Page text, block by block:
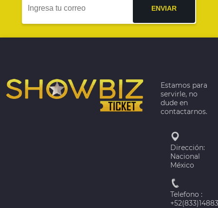
ENVIAR
Estamos para
servirle, no
dude en
contactarnos.
Dirección:
Nacional
México
Telefono :